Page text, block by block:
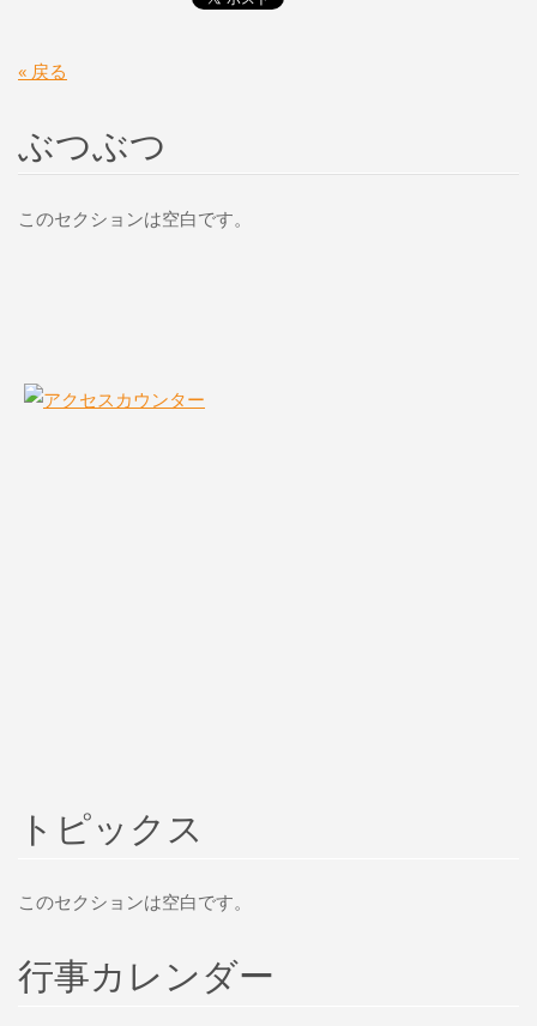
« 戻る
ぶつぶつ
このセクションは空白です。
トピックス
このセクションは空白です。
行事カレンダー